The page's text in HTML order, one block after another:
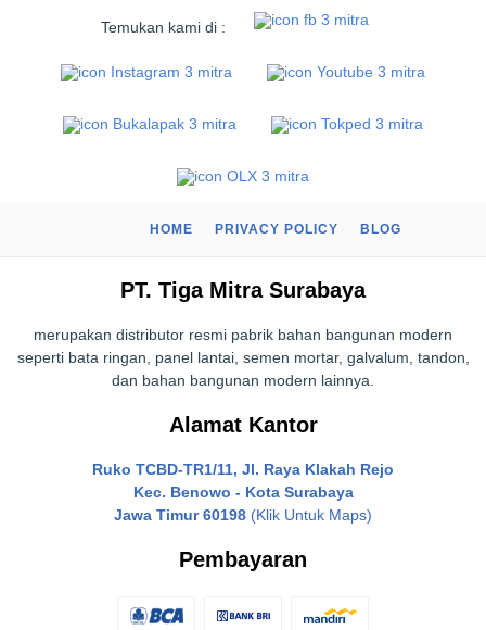
Temukan kami di :
HOME PRIVACY POLICY BLOG
PT. Tiga Mitra Surabaya
merupakan distributor resmi pabrik bahan bangunan modern
seperti bata ringan, panel lantai, semen mortar, galvalum, tandon,
dan bahan bangunan modern lainnya.
Alamat Kantor
Ruko TCBD-TR1/11, Jl. Raya Klakah Rejo
Kec. Benowo - Kota Surabaya
Jawa Timur 60198 (Klik Untuk Maps)
Pembayaran